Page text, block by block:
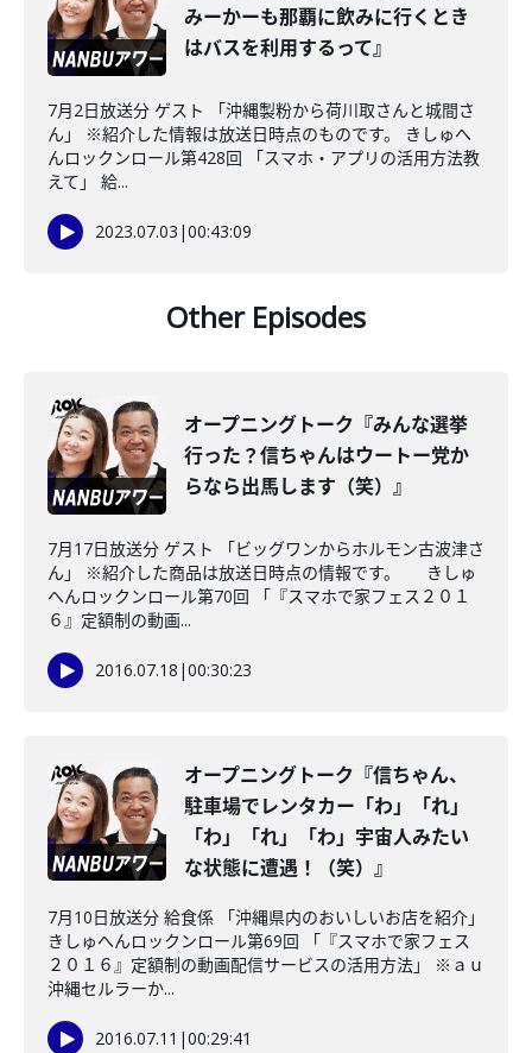
みーかーも那覇に飲みに行くとき
はバスを利用するって』
7月2日放送分 ゲスト 「沖縄製粉から荷川取さんと城間さ
ん」 ※紹介した情報は放送日時点のものです。 きしゅへ
んロックンロール第428回 「スマホ・アプリの活用方法教
えて」 給...
2023.07.03 |00:43:09
Other Episodes
オープニングトーク『みんな選挙
行った？信ちゃんはウートー党か
らなら出馬します（笑）』
7月17日放送分 ゲスト 「ビッグワンからホルモン古波津さ
ん」 ※紹介した商品は放送日時点の情報です。 きしゅ
へんロックンロール第70回 「『スマホで家フェス２０１
６』定額制の動画...
2016.07.18 |00:30:23
オープニングトーク『信ちゃん、
駐車場でレンタカー「わ」「れ」
「わ」「れ」「わ」宇宙人みたい
な状態に遭遇！（笑）』
7月10日放送分 給食係 「沖縄県内のおいしいお店を紹介」
きしゅへんロックンロール第69回 「『スマホで家フェス
２０１６』定額制の動画配信サービスの活用方法」 ※ａｕ
沖縄セルラーか...
2016.07.11 |00:29:41